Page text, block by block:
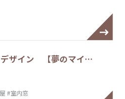
ザイン 【夢のマイ…
#室内窓